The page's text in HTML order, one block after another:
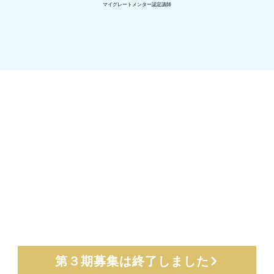
マイグレートメンター認定講師
第３期募集は終了しました